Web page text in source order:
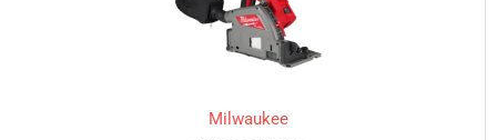
Milwaukee